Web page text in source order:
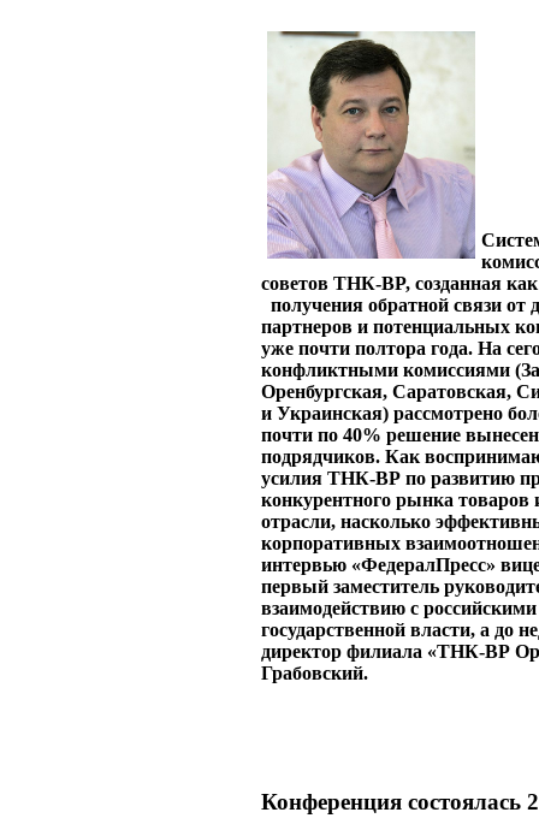
советов ТНК-BP, созданная
получения обратной связи от
партнеров и потенциальных
уже почти полтора года. На
конфликтными комиссиями
Оренбургская, Саратовская,
и Украинcкая) рассмотрено
почти по 40% решение
подрядчиков. Как
усилия ТНК-ВР по развитию
конкурентного рынка товаров
отрасли, насколько
корпоративных
интервью «ФедералПресс»
первый заместитель
взаимодействию с
государственной власти, а до
директор филиала «ТНК-ВР
Грабовский.
Конференция состоялась